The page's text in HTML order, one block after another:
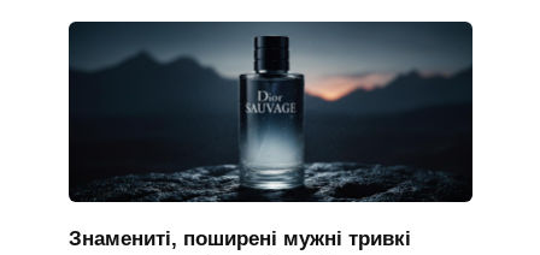
Знамениті, поширені мужні тривкі